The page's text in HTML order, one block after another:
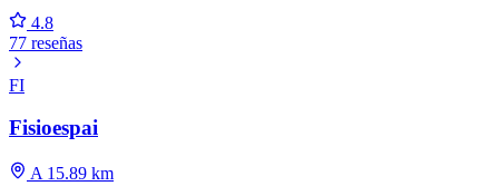
4.8
77 reseñas
FI
Fisioespai
A 15.89 km